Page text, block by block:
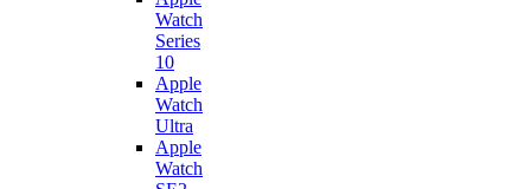
Watch
Series
10
Apple
Watch
Ultra
Apple
Watch